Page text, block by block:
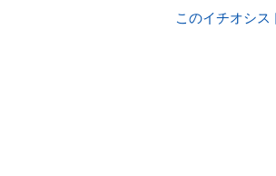
インフルエンサーが実際に使用してレビューしてい
このイチオシス